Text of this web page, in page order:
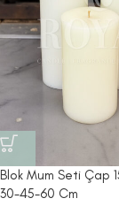
Blok Mum Seti Çap
30-45-60 Cm